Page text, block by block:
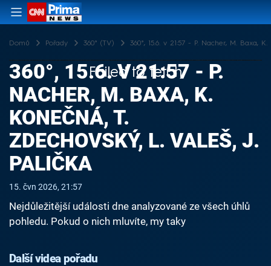
Domů Pořady 360° (TV) 360°, 15.6. v 21:57 - P. Nacher, M. Baxa,
Failed to fetch
360°, 15.6. V 21:57 - P.
NACHER, M. BAXA, K.
KONEČNÁ, T.
ZDECHOVSKÝ, L. VALEŠ, J.
PALIČKA
15. čvn 2026, 21:57
Nejdůležitější události dne analyzované ze všech úhlů
pohledu. Pokud o nich mluvíte, my taky
Další videa pořadu